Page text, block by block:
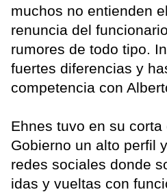
muchos no entienden
renuncia del
rumores de todo tipo.
fuertes diferencias y
competencia con
Ehnes tuvo en su
Gobierno un alto perfil
redes sociales donde
idas y vueltas con